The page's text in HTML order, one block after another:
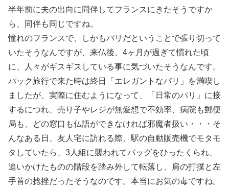
半年前に夫の出向に同伴してフランスにきたそうですか
ら、同伴も同じですね。
憧れのフランスで、しかもパリだということで張り切って
いたそうなんですが、来仏後、4ヶ月が過ぎて慣れた頃
に、人々がギスギスしている事に気づいたそうなんです。
パック旅行で来た時は終日「エレガントなパリ」を満喫し
ましたが、実際に住むようになって、「日常のパリ」に接
するにつれ、売り子やレジが無愛想で不効率、病院も郵便
局も、どの窓口も仏語ができなければ邪魔者扱い・・・そ
んなある日、友人宅に訪れる際、駅の自動販売機でモタモ
タしていたら、3人組に襲われてバッグをひったくられ、
追いかけたものの階段を踏み外して転落し、肩の打撲と左
手首の捻挫だったそうなのです。本当にお気の毒ですね。